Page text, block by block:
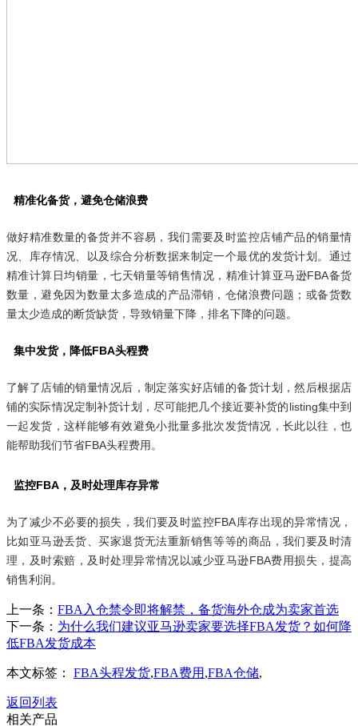
精准化备货，避免仓储浪费
做好精准数量的备货并不容易，我们需要及时监控店铺产品的销量情
况、库存情况、以及综合分析数据来制定一个最优的发货计划。通过
精准计算日均销量，七天销量等销售情况，精准计算亚马逊FBA备货
数量，避免因为数量太多造成的产品滞销，仓储浪费问题；或备货数
量太少造成的断货缺货，导致销量下降，排名下降的问题。
集中发货，降低FBA头程费
了解了店铺的销量情况后，制定落实好店铺的备货计划，然后根据店
铺的实际情况定制补货计划，尽可能把几个接近要补货的listing集中到
一起发货，这样能够有效避免小批量多批次发货情况，长此以往，也
能帮助我们节省FBA头程费用。
监控FBA，及时处理库存异常
为了减少不必要的损失，我们要及时监控FBA库存出现的异常情况，
比如亚马逊丢货、买家退货无法重新销售等等的商品，我们要及时清
理，及时索赔，及时处理异常情况以减少亚马逊FBA费用损失，提高
销售利润。
上一条： FBA入仓禁令即将解禁，备货海外仓成为卖家首选
下一条： 为什么我们建议亚马逊卖家要选择FBA发货？如何降
低FBA发货成本
本文标签： FBA头程发货,FBA费用 ,FBA仓储,
返回列表
相关产品